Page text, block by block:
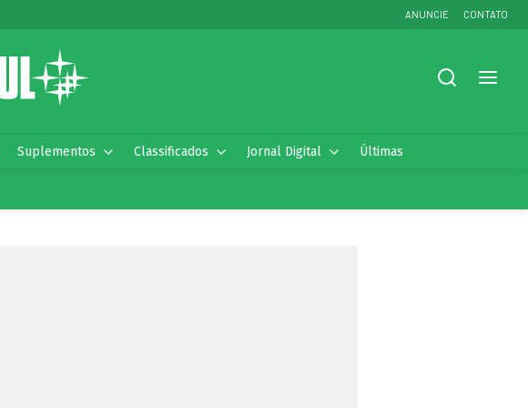
ANUNCIE CONTATO
Suplementos Classificados Jornal Digital Últimas